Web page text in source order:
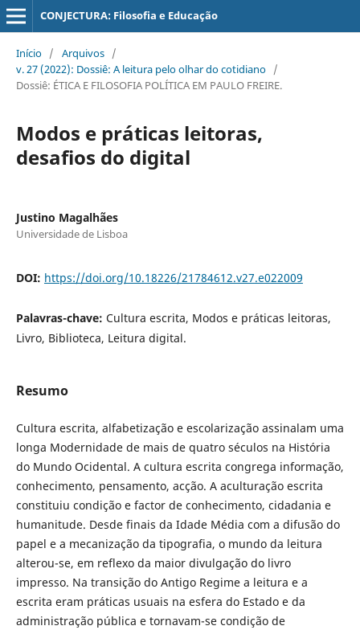
CONJECTURA: Filosofia e Educação
Início / Arquivos /
v. 27 (2022): Dossiê: A leitura pelo olhar do cotidiano /
Dossiê: ÉTICA E FILOSOFIA POLÍTICA EM PAULO FREIRE.
Modos e práticas leitoras,
desafios do digital
Justino Magalhães
Universidade de Lisboa
DOI: https://doi.org/10.18226/21784612.v27.e022009
Palavras-chave: Cultura escrita, Modos e práticas leitoras,
Livro, Biblioteca, Leitura digital.
Resumo
Cultura escrita, alfabetização e escolarização assinalam uma
longa Modernidade de mais de quatro séculos na História
do Mundo Ocidental. A cultura escrita congrega informação,
conhecimento, pensamento, acção. A aculturação escrita
constituiu condição e factor de conhecimento, cidadania e
humanitude. Desde finais da Idade Média com a difusão do
papel e a mecanização da tipografia, o mundo da leitura
alterou-se, em reflexo da maior divulgação do livro
impresso. Na transição do Antigo Regime a leitura e a
escrita eram práticas usuais na esfera do Estado e da
administração pública e tornavam-se condição de